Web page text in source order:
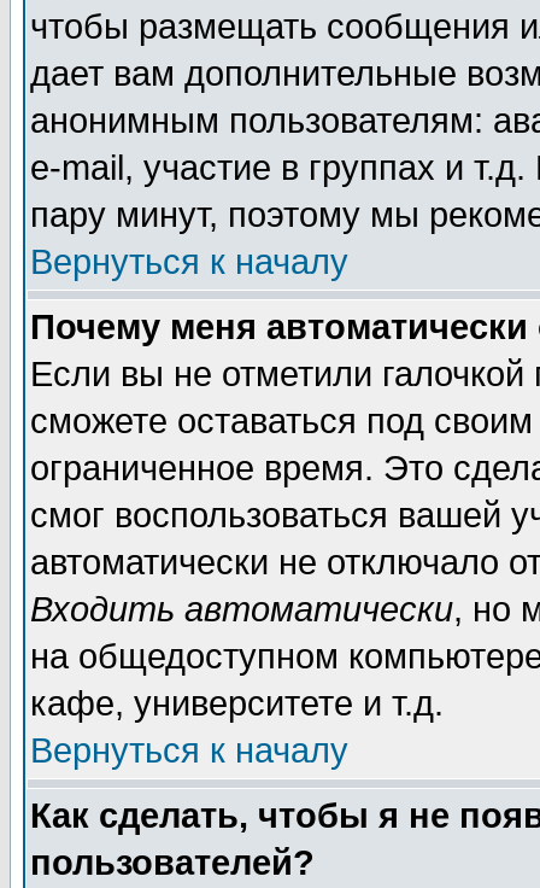
чтобы размещать сообщения
дает вам дополнительные
анонимным пользователям:
e-mail, участие в группах и
пару минут, поэтому мы
Вернуться к началу
Почему меня автоматически
Если вы не отметили галочкой
сможете оставаться под
ограниченное время. Это
смог воспользоваться вашей
автоматически не отключало
Входить автоматически, но
на общедоступном
кафе, университете и т.д.
Вернуться к началу
Как сделать, чтобы я не
пользователей?